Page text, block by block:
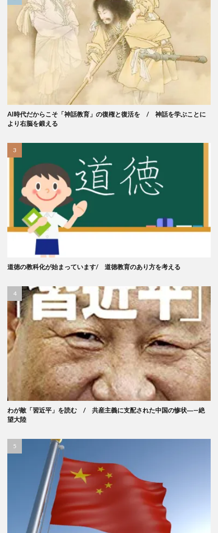
AI時代だからこそ「神話教育」の復権と復活を / 神話を学ぶことに
より右脳を鍛える
道徳の教科化が始まっています/ 道徳教育のあり方を考える
わが敵「習近平」を読む / 共産主義に支配された中国の惨状―—絶
望大陸